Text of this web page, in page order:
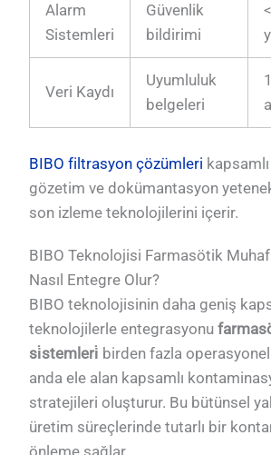
Alarm
Sistemleri
Güvenlik
bildirimi
Veri Kaydı
Uyumluluk
belgeleri
BIBO filtrasyon çözümleri
gözetim ve dokümantasyon
son izleme teknolojilerini içerir.
BIBO Teknolojisi Farmasötik
Nasıl Entegre Olur?
BIBO teknolojisinin daha geniş
teknolojilerle entegrasyonu
si̇stemleri̇ birden fazla operasyonel
anda ele alan kapsamlı
stratejileri oluşturur. Bu bütünsel
üretim süreçlerinde tutarlı bir